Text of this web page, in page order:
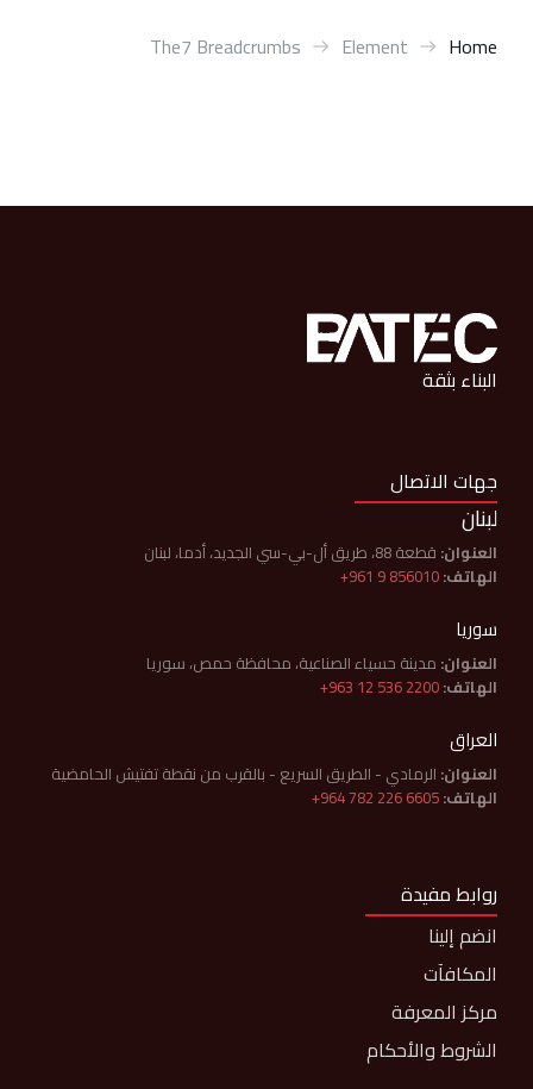
You are here:
Home
Element
The7 Breadcrumbs
البناء بثقة
جهات الاتصال
لبنان
العنوان: قطعة 88، طريق أل-بي-سي الجديد، أدما، لبنان
الهاتف:+961 9 856010
سوريا
العنوان: مدينة حسياء الصناعية، محافظة حمص، سوريا
الهاتف:+963 12 536 2200
العراق
العنوان: الرمادي - الطريق السريع - بالقرب من نقطة تفتيش الحامضية
الهاتف:+964 782 226 6605
روابط مفيدة
انضم إلينا
المكافآت
مركز المعرفة
الشروط والأحكام